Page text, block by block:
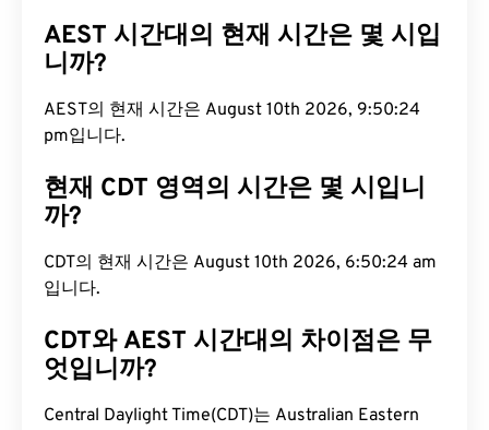
AEST 시간대의 현재 시간은 몇 시입
니까?
AEST의 현재 시간은 August 10th 2026, 9:50:25
pm입니다.
현재 CDT 영역의 시간은 몇 시입니
까?
CDT의 현재 시간은 August 10th 2026, 6:50:25 am
입니다.
CDT와 AEST 시간대의 차이점은 무
엇입니까?
Central Daylight Time(CDT)는 Australian Eastern